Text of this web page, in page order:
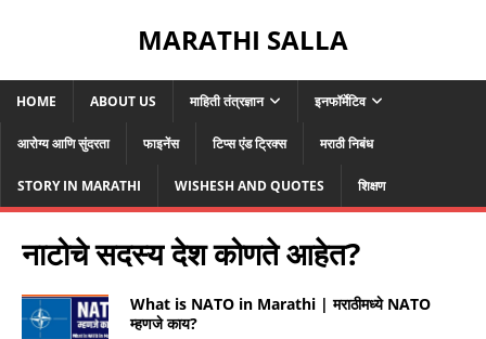
MARATHI SALLA
HOME ABOUT US माहिती तंत्रज्ञान इनफॉर्मेटिव
आरोग्य आणि सुंदरता फाइनेंस टिप्स एंड ट्रिक्स मराठी निबंध
STORY IN MARATHI WISHESH AND QUOTES शिक्षण
नाटोचे सदस्य देश कोणते आहेत?
What is NATO in Marathi | मराठीमध्ये NATO
म्हणजे काय?